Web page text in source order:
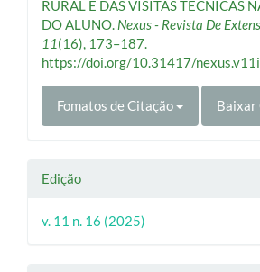
RURAL E DAS VISITAS TÉCNICAS
DO ALUNO. Nexus - Revista De
11(16), 173–187.
https://doi.org/10.31417/
Fomatos de Citação Baixar
Edição
v. 11 n. 16 (2025)